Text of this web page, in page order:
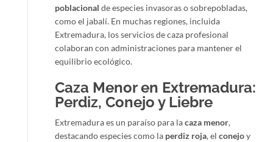
poblacional de especies invasoras o sobrepobladas,
como el jabalí. En muchas regiones, incluida
Extremadura, los servicios de caza profesional
colaboran con administraciones para mantener el
equilibrio ecológico.
Caza Menor en Extremadura:
Perdiz, Conejo y Liebre
Extremadura es un paraíso para lacaza menor,
destacando especies como la perdiz roja, el conejoy